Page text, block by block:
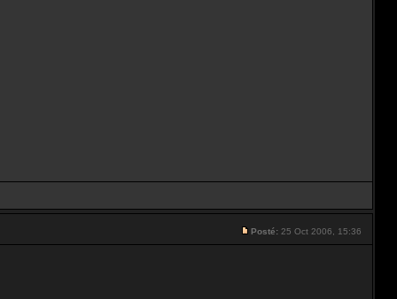
Posté: 25 Oct 2006, 15:36